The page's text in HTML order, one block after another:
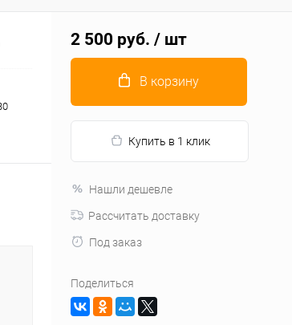
2 500 руб. / шт
В корзину
Купить в 1 клик
Нашли дешевле
Рассчитать доставку
Под заказ
Поделиться